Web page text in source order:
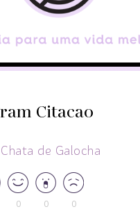
Citacao
de Galocha
0 0 0